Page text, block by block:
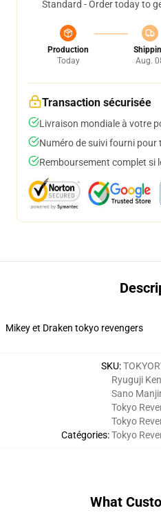
Standard - Order today to
Production
Today
Aug.
Transaction sécurisée
Livraison mondiale à votre
Numéro de suivi fourni pour
Remboursement complet si
Mikey et Draken tokyo revengers
SKU:
Catégories:
Ryuguji
Sano
Tokyo
Tokyo
Tokyo
What